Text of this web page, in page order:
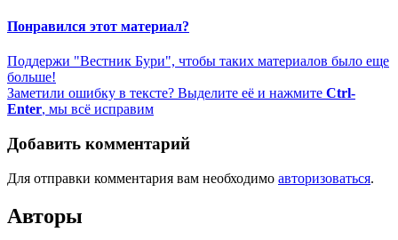
Понравился этот материал?
Поддержи "Вестник Бури", чтобы таких материалов было еще
больше!
Заметили ошибку в тексте? Выделите её и нажмите Ctrl-
Enter, мы всё исправим
Добавить комментарий
Для отправки комментария вам необходимо авторизоваться.
Авторы